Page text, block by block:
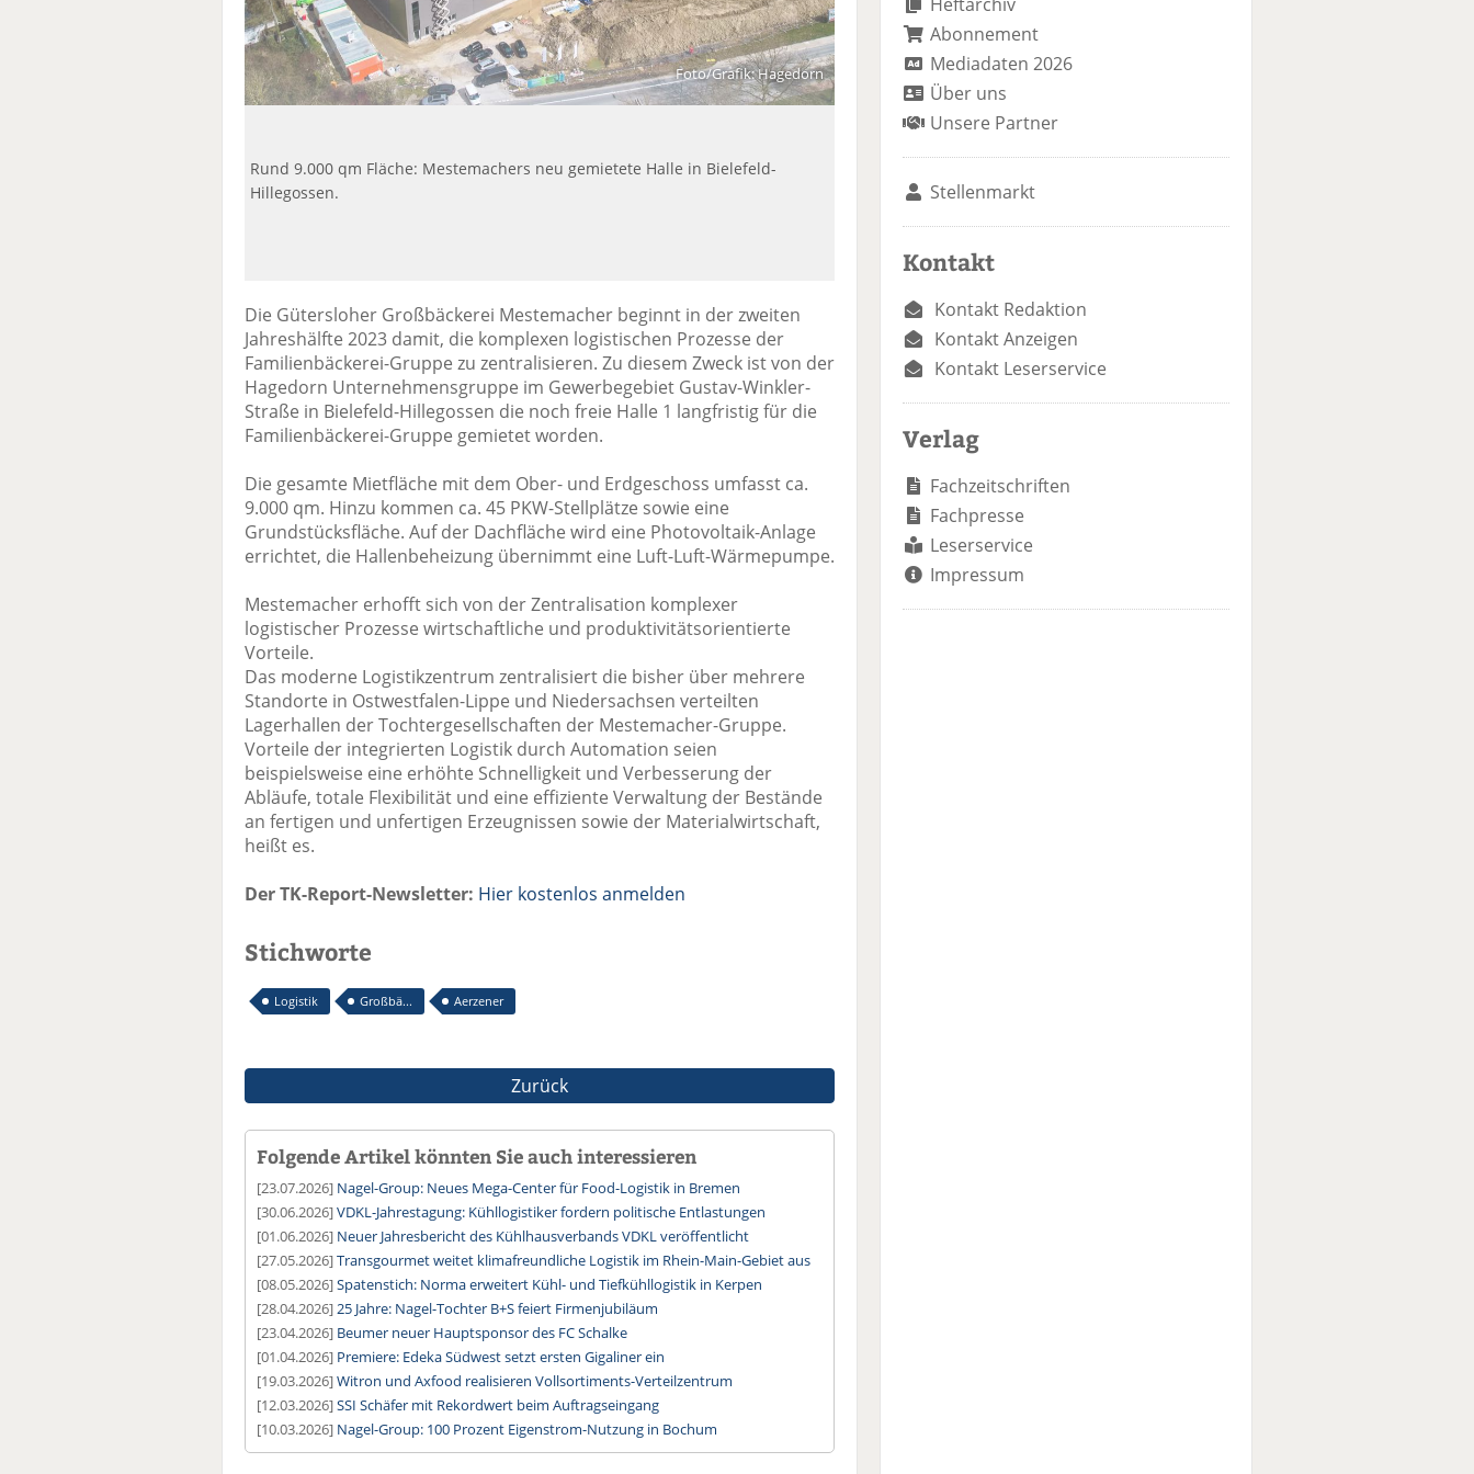
Foto/Grafik: Hagedorn
Rund 9.000 qm Fläche: Mestemachers neu gemietete Halle in Bielefeld-
Hillegossen.
Die Gütersloher Großbäckerei Mestemacher beginnt in der zweiten
Jahreshälfte 2023 damit, die komplexen logistischen Prozesse der
Familienbäckerei-Gruppe zu zentralisieren. Zu diesem Zweck ist von der
Hagedorn Unternehmensgruppe im Gewerbegebiet Gustav-Winkler-
Straße in Bielefeld-Hillegossen die noch freie Halle 1 langfristig für die
Familienbäckerei-Gruppe gemietet worden.
Die gesamte Mietfläche mit dem Ober- und Erdgeschoss umfasst ca.
9.000 qm. Hinzu kommen ca. 45 PKW-Stellplätze sowie eine
Grundstücksfläche. Auf der Dachfläche wird eine Photovoltaik-Anlage
errichtet, die Hallenbeheizung übernimmt eine Luft-Luft-Wärmepumpe.
Mestemacher erhofft sich von der Zentralisation komplexer
logistischer Prozesse wirtschaftliche und produktivitätsorientierte
Vorteile.
Das moderne Logistikzentrum zentralisiert die bisher über mehrere
Standorte in Ostwestfalen-Lippe und Niedersachsen verteilten
Lagerhallen der Tochtergesellschaften der Mestemacher-Gruppe.
Vorteile der integrierten Logistik durch Automation seien
beispielsweise eine erhöhte Schnelligkeit und Verbesserung der
Abläufe, totale Flexibilität und eine effiziente Verwaltung der Bestände
an fertigen und unfertigen Erzeugnissen sowie der Materialwirtschaft,
heißt es.
Der TK-Report-Newsletter: Hier kostenlos anmelden
Stichworte
Logistik Großbä... Aerzener
Zurück
Folgende Artikel könnten Sie auch interessieren
[23.07.2026] Nagel-Group: Neues Mega-Center für Food-Logistik in Bremen
[30.06.2026]VDKL-Jahrestagung: Kühllogistiker fordern politische Entlastungen
[01.06.2026] Neuer Jahresbericht des Kühlhausverbands VDKL veröffentlicht
[27.05.2026]Transgourmet weitet klimafreundliche Logistik im Rhein-Main-Gebiet aus
[08.05.2026]Spatenstich: Norma erweitert Kühl- und Tiefkühllogistik in Kerpen
[28.04.2026]25 Jahre: Nagel-Tochter B+S feiert Firmenjubiläum
[23.04.2026] Beumer neuer Hauptsponsor des FC Schalke
[01.04.2026] Premiere: Edeka Südwest setzt ersten Gigaliner ein
[19.03.2026]Witron und Axfood realisieren Vollsortiments-Verteilzentrum
[12.03.2026]SSI Schäfer mit Rekordwert beim Auftragseingang
[10.03.2026] Nagel-Group: 100 Prozent Eigenstrom-Nutzung in Bochum
Abonnement
Mediadaten 2026
Über uns
Unsere Partner
Stellenmarkt
Kontakt
Kontakt Redaktion
Kontakt Anzeigen
Kontakt Leserservice
Verlag
Fachzeitschriften
Fachpresse
Leserservice
Impressum